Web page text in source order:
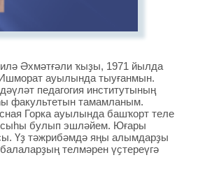
Әхмәтғәли ҡыҙы, 1971 йылда
ауылында тыуғанмын.
педагогия институтының
факультетын тамамланым.
Горка ауылында башҡорт теле
булып эшләйем. Юғары
Үҙ тәжрибәмдә яңы алымдарҙы
телмәрен үҫтереүгә